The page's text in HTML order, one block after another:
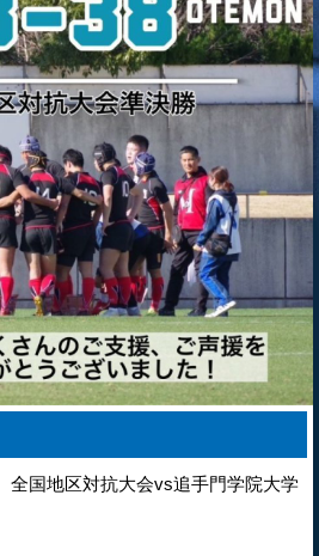
全国地区対抗大会vs追手門学院大学